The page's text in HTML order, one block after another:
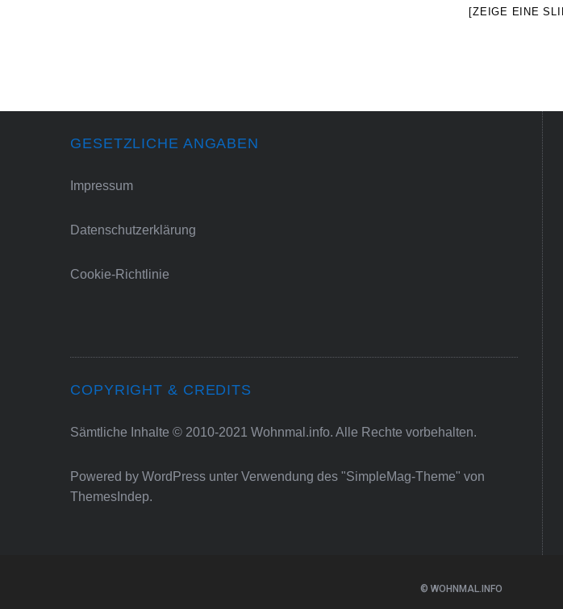
[ZEIGE EINE
GESETZLICHE ANGABEN
Impressum
Datenschutzerklärung
Cookie-Richtlinie
COPYRIGHT & CREDITS
Sämtliche Inhalte © 2010-2021 Wohnmal.info. Alle Rechte vorbehalten.
Powered by WordPress unter Verwendung des "SimpleMag-Theme" von
ThemesIndep.
© WOHNMAL.INFO